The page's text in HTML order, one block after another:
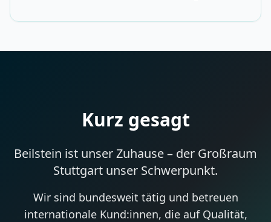
Kurz gesagt
Beilstein ist unser Zuhause – der Großraum
Stuttgart unser Schwerpunkt.
Wir sind bundesweit tätig und betreuen
internationale Kund:innen, die auf Qualität,